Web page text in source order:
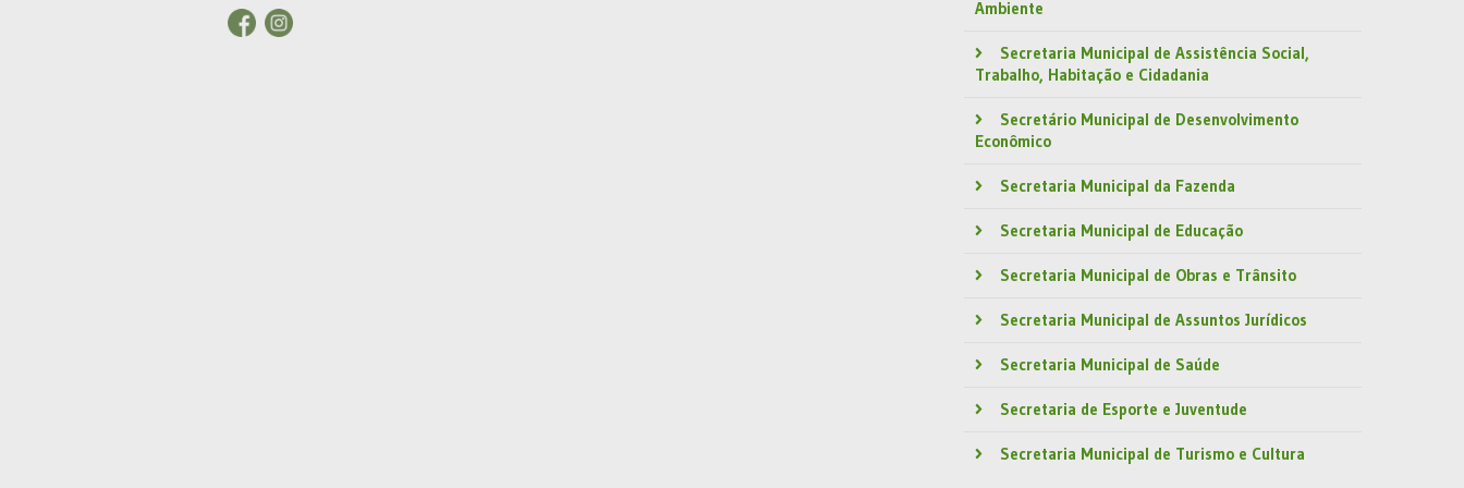
Ambiente
Secretaria Municipal de Assistência Social,
Trabalho, Habitação e Cidadania
Secretário Municipal de Desenvolvimento
Econômico
Secretaria Municipal da Fazenda
Secretaria Municipal de Educação
Secretaria Municipal de Obras e Trânsito
Secretaria Municipal de Assuntos Jurídicos
Secretaria Municipal de Saúde
Secretaria de Esporte e Juventude
Secretaria Municipal de Turismo e Cultura